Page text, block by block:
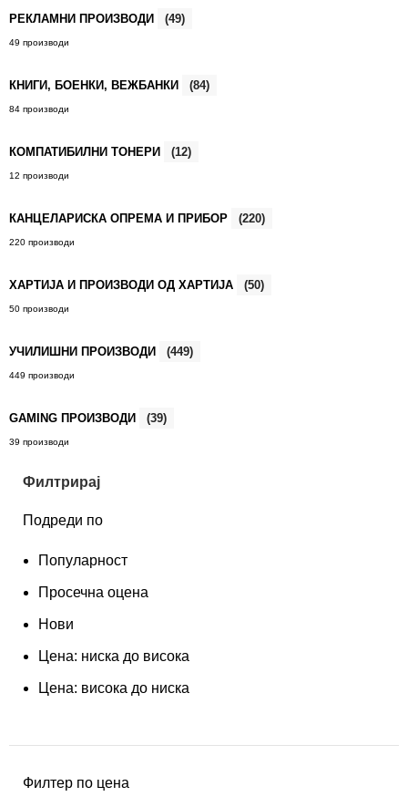
РЕКЛАМНИ ПРОИЗВОДИ (49)
49 производи
КНИГИ, БОЕНКИ, ВЕЖБАНКИ (84)
84 производи
КОМПАТИБИЛНИ ТОНЕРИ (12)
12 производи
КАНЦЕЛАРИСКА ОПРЕМА И ПРИБОР (220)
220 производи
ХАРТИЈА И ПРОИЗВОДИ ОД ХАРТИЈА (50)
50 производи
УЧИЛИШНИ ПРОИЗВОДИ (449)
449 производи
GAMING ПРОИЗВОДИ (39)
39 производи
Филтрирај
Подреди по
Популарност
Просечна оцена
Нови
Цена: ниска до висока
Цена: висока до ниска
Филтер по цена